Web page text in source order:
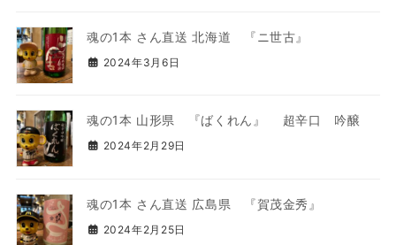
魂の1本 さん直送 北海道 『ニ世古』
2024年3月6日
魂の1本 山形県 『ばくれん』 超辛口 吟醸
2024年2月29日
魂の1本 さん直送 広島県 『賀茂金秀』
2024年2月25日